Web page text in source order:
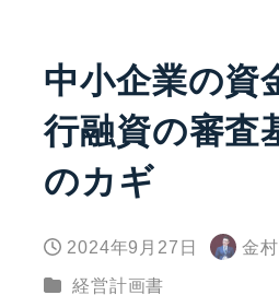
中小企業の資
行融資の審査
のカギ
2024年9月27日
著
金
カテゴリー
経営計画書